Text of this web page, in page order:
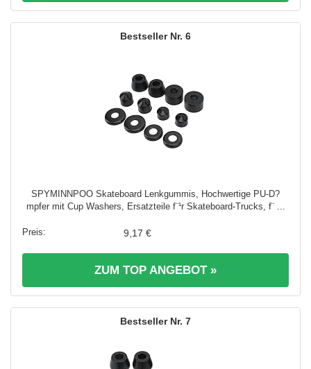
6
SPYMINNPOO Skateboard Lenkgummis, Hochwertige PU-D?
mpfer mit Cup Washers, Ersatzteile f¨¹r Skateboard-Trucks, f¨ ...
9,17 €
ZUM TOP ANGEBOT »
7